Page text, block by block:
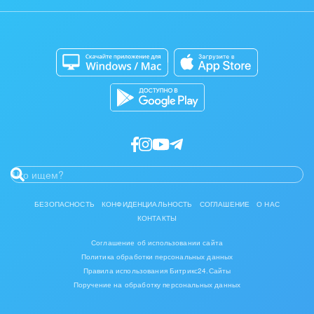
Каталог приложений
Разработчикам приложений
БЕЗОПАСНОСТЬ КОНФИДЕНЦИАЛЬНОСТЬ СОГЛАШЕНИЕ
О НАС
КОНТАКТЫ
Соглашение об использовании сайта
Политика обработки персональных данных
Правила использования Битрикс24.Сайты
Поручение на обработку персональных данных